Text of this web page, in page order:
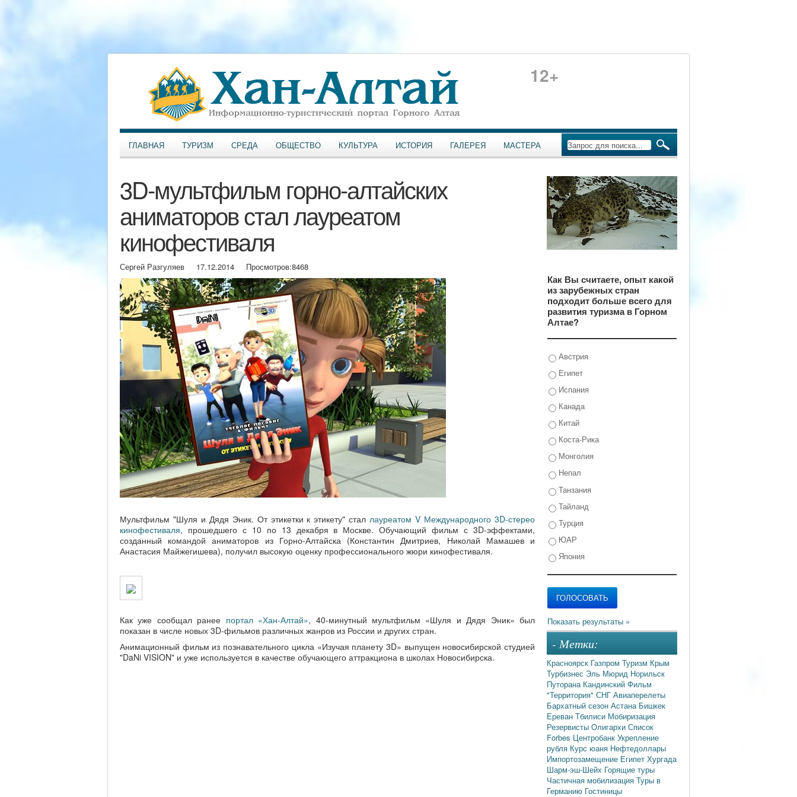
12+
ГЛАВНАЯ ТУРИЗМ СРЕДА ОБЩЕСТВО КУЛЬТУРА ИСТОРИЯ ГАЛЕРЕЯ МАСТЕРА
3D-мультфильм горно-алтайских
аниматоров стал лауреатом
кинофестиваля
Сергей Разгуляев 17.12.2014 Просмотров:8468
Мультфильм "Шуля и Дядя Эник. От этикетки к этикету" сталлауреатом V Международного 3D-стерео
кинофестиваля, прошедшего с 10 по 13 декабря в Москве. Обучающий фильм с 3D-эффектами,
созданный командой аниматоров из Горно-Алтайска (Константин Дмитриев, Николай Мамашев и
Анастасия Майжегишева), получил высокую оценку профессионального жюри кинофестиваля.
Как уже сообщал ранее портал «Хан-Алтай», 40-минутный мультфильм «Шуля и Дядя Эник» был
показан в числе новых 3D-фильмов различных жанров из России и других стран.
Анимационный фильм из познавательного цикла «Изучая планету 3D» выпущен новосибирской студией
"DaNi VISION" и уже используется в качестве обучающего аттракциона в школах Новосибирска.
Как Вы считаете, опыт какой
из зарубежных стран
подходит больше всего для
развития туризма в Горном
Алтае?
Австрия
Египет
Испания
Канада
Китай
Коста-Рика
Монголия
Непал
Танзания
Тайланд
Турция
ЮАР
Япония
- Метки:
Красноярск Газпром Туризм Крым
Турбизнес Эль Мюрид Норильск
Путорана Кандинский Фильм
"Территория" СНГ Авиаперелеты
Бархатный сезон Астана Бишкек
Ереван Тбилиси Мобиризация
Резервисты Олигархи Список
Forbes Центробанк Укрепление
рубля Курс юаня Нефтедоллары
Импортозамещение Египет Хургада
Шарм-эш-Шейх Горящие туры
Частичная мобилизация Туры в
Германию Гостиницы